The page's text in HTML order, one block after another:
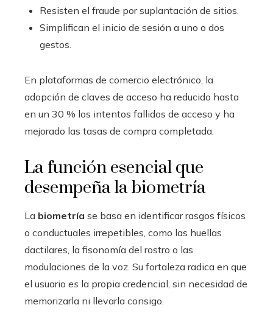
Resisten el fraude por suplantación de sitios.
Simplifican el inicio de sesión a uno o dos
gestos.
En plataformas de comercio electrónico, la
adopción de claves de acceso ha reducido hasta
en un 30 % los intentos fallidos de acceso y ha
mejorado las tasas de compra completada.
La función esencial que
desempeña la biometría
La biometría se basa en identificar rasgos físicos
o conductuales irrepetibles, como las huellas
dactilares, la fisonomía del rostro o las
modulaciones de la voz. Su fortaleza radica en que
el usuario es la propia credencial, sin necesidad de
memorizarla ni llevarla consigo.